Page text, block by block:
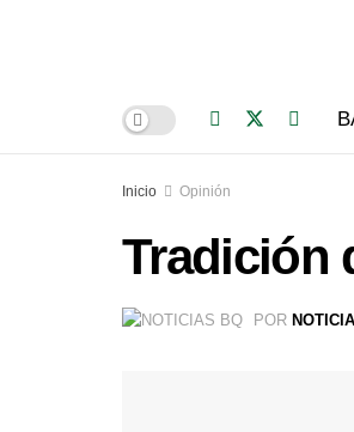
Inicio Opinión
Tradición
POR